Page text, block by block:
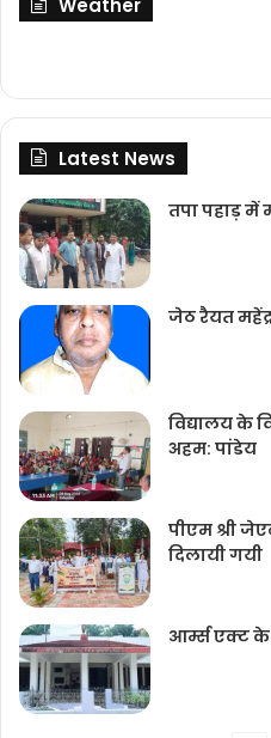
Weather
Latest News
तपा पहाड़ में
जेठ रैयत
विद्यालय के
अहम: पांडेय
पीएम श्री
दिलायी गयी
आर्म्स एक्ट